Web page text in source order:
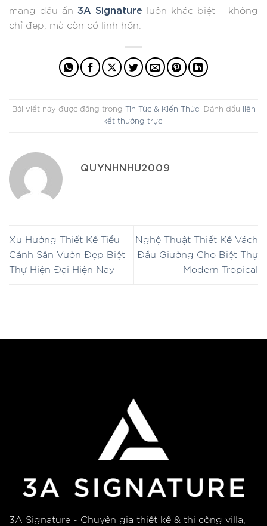
mang dấu ấn 3A Signature luôn khác biệt – không
chỉ đẹp, mà còn có linh hồn.
Bài viết này được đăng trong Tin Tức & Kiến Thức. Đánh dấu
liên
kết thường trực.
QUYNHNHU2009
Xu Hướng Thiết Kế Tiểu
Cảnh Sân Vườn Đẹp Biệt
Thự Hiện Đại Hiện Nay
Nghệ Thuật Thiết Kế Vách
Đầu Giường Cho Biệt Thự
Modern Tropical
3A Signature - Chuyên gia thiết kế & thi công villa,